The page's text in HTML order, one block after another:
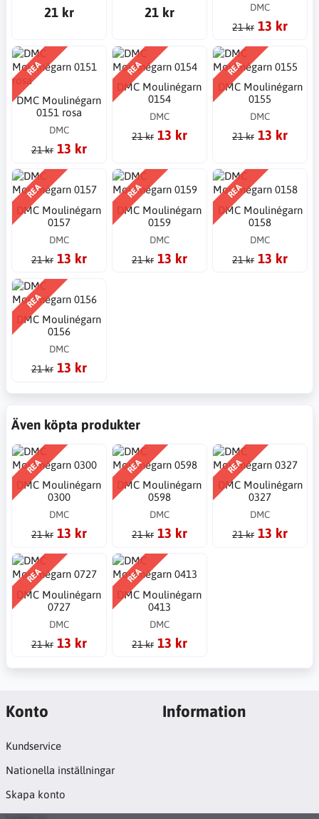
21 kr 21 kr
DMC
21 kr 13 kr
REA
DMC Moulinégarn
0151 rosa
DMC
21 kr 13 kr
REA
DMC Moulinégarn
0154
DMC
21 kr 13 kr
REA
DMC Moulinégarn
0155
DMC
21 kr 13 kr
REA
DMC Moulinégarn
0157
DMC
21 kr 13 kr
REA
DMC Moulinégarn
0159
DMC
21 kr 13 kr
REA
DMC Moulinégarn
0158
DMC
21 kr 13 kr
REA
DMC Moulinégarn
0156
DMC
21 kr 13 kr
Även köpta produkter
REA
DMC Moulinégarn
0300
DMC
21 kr 13 kr
REA
DMC Moulinégarn
0598
DMC
21 kr 13 kr
REA
DMC Moulinégarn
0327
DMC
21 kr 13 kr
REA
DMC Moulinégarn
0727
DMC
21 kr 13 kr
REA
DMC Moulinégarn
0413
DMC
21 kr 13 kr
Konto
Kundservice
Nationella inställningar
Skapa konto
Information